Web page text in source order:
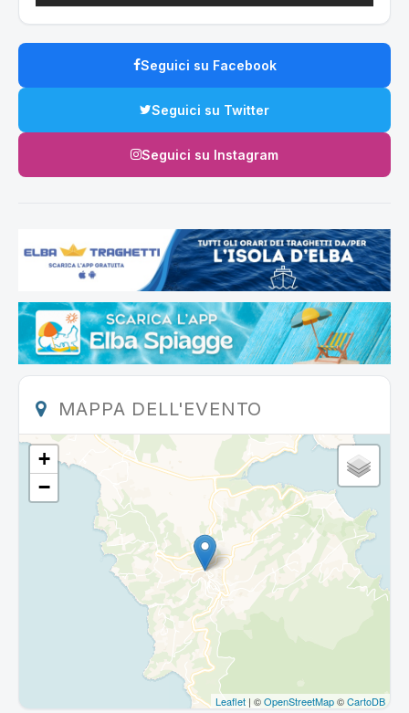
Seguici su Facebook
Seguici su Twitter
Seguici su Instagram
MAPPA DELL'EVENTO
+
−
Leaflet | ©OpenStreetMap©CartoDB